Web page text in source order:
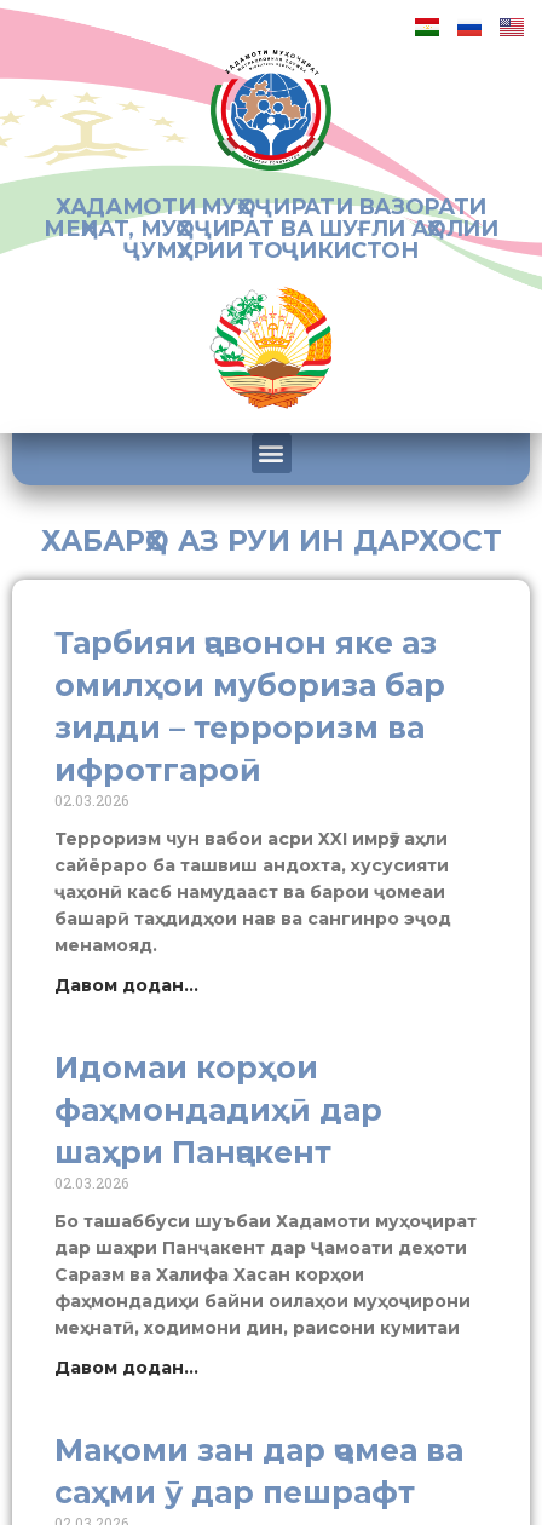
ХАДАМОТИ МУҲОҶИРАТИ ВАЗОРАТИ
МЕҲНАТ, МУҲОҶИРАТ ВА ШУҒЛИ АҲОЛИИ
ҶУМҲУРИИ ТОҶИКИСТОН
ХАБАРҲО АЗ РУИ ИН ДАРХОСТ
Тарбияи ҷавонон яке аз
омилҳои мубориза бар
зидди – терроризм ва
ифротгароӣ
02.03.2026
Терроризм чун вабои асри XXI имрӯз аҳли
сайёраро ба ташвиш андохта, хусусияти
ҷаҳонӣ касб намудааст ва барои ҷомеаи
башарӣ таҳдидҳои нав ва сангинро эҷод
менамояд.
Давом додан...
Идомаи корҳои
фаҳмондадиҳӣ дар
шаҳри Панҷакент
02.03.2026
Бо ташаббуси шуъбаи Хадамоти муҳоҷират
дар шаҳри Панҷакент дар Ҷамоати деҳоти
Саразм ва Халифа Хасан корҳои
фаҳмондадиҳи байни оилаҳои муҳоҷирони
меҳнатӣ, ходимони дин, раисони кумитаи
Давом додан...
Мақоми зан дар ҷомеа ва
саҳми ӯ дар пешрафт